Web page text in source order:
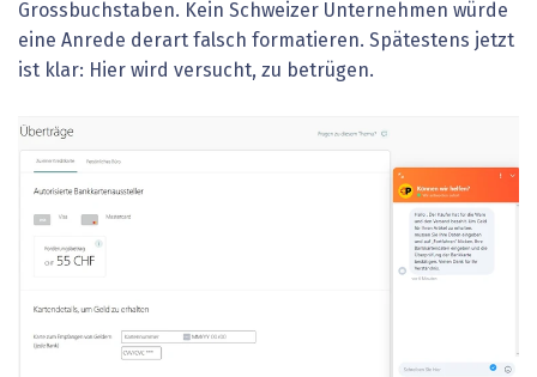
Grossbuchstaben. Kein Schweizer Unternehmen würde
eine Anrede derart falsch formatieren. Spätestens jetzt
ist klar: Hier wird versucht, zu betrügen.